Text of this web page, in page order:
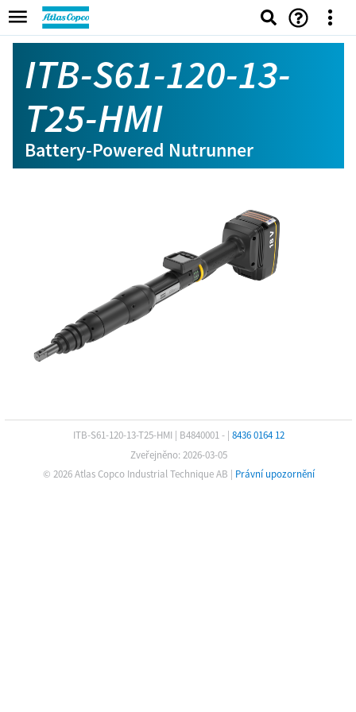
ITB-S61-120-13-
T25-HMI
Battery-Powered Nutrunner
ITB-S61-120-13-T25-HMI | B4840001 - | 8436 0164 12
Zveřejněno: 2026-03-05
© 2026 Atlas Copco Industrial Technique AB | Právní upozornění